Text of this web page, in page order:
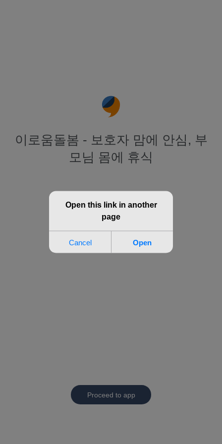
이로움돌봄 - 보호자 맘에 안심, 부
모님 몸에 휴식
Proceed to app